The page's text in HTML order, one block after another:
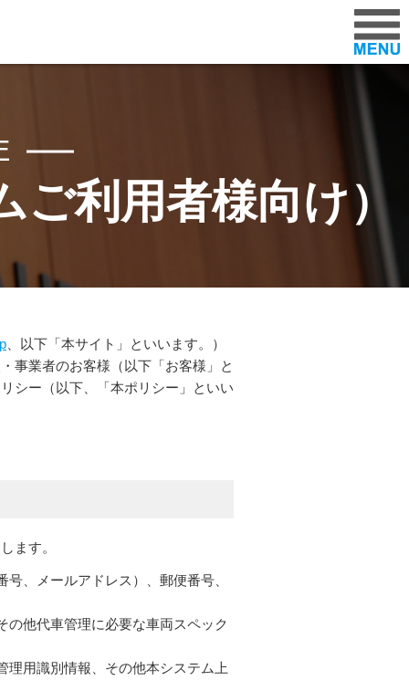
ご利用者様向け）
、以下「本サイト」といいます。）
事業者のお客様（以下「お客様」と
シー（以下、「本ポリシー」といい
ます。
、メールアドレス）、郵便番号、
他代車管理に必要な車両スペック
用識別情報、その他本システム上